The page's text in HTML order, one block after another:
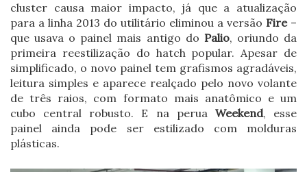
cluster causa maior impacto, já que a atualização
para a linha 2013 do utilitário eliminou a versão Fire–
que usava o painel mais antigo do Palio, oriundo da
primeira reestilização do hatch popular. Apesar de
simplificado, o novo painel tem grafismos agradáveis,
leitura simples e aparece realçado pelo novo volante
de três raios, com formato mais anatômico e um
cubo central robusto. E na perua Weekend, esse
painel ainda pode ser estilizado com molduras
plásticas.